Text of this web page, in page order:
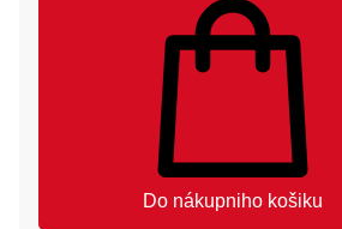
Do nákupniho košiku